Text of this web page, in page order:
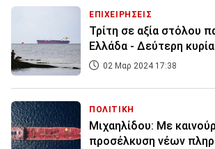
ΕΠΙΧΕΙΡΗΣΕΙΣ
Τρίτη σε αξία στόλου
Ελλάδα - Δεύτερη
02 Μαρ 2024 17:38
ΠΟΛΙΤΙΚΗ
Μιχαηλίδου: Με
προσέλκυση νέων